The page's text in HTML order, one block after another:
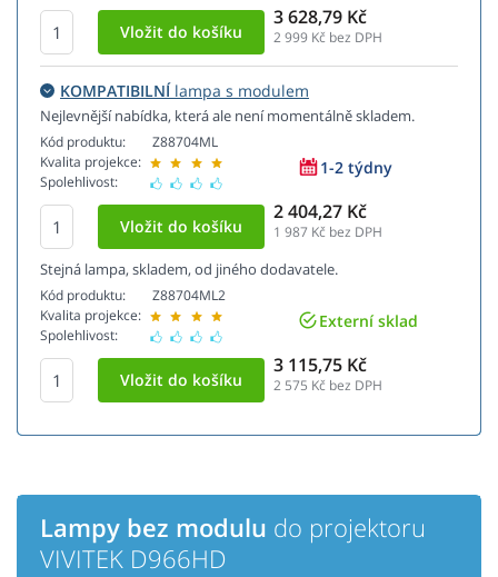
3 628,79 Kč
2 999 Kč bez DPH
KOMPATIBILNÍlampa s modulem
Nejlevnější nabídka, která ale není momentálně skladem.
Kód produktu:
Kvalita projekce:
Spolehlivost:
Z88704ML
1-2 týdny
2 404,27 Kč
1 987 Kč bez DPH
Stejná lampa, skladem, od jiného dodavatele.
Kód produktu:
Kvalita projekce:
Spolehlivost:
Z88704ML2
Externí sklad
3 115,75 Kč
2 575 Kč bez DPH
Lampy bez modulu do projektoru
VIVITEK D966HD